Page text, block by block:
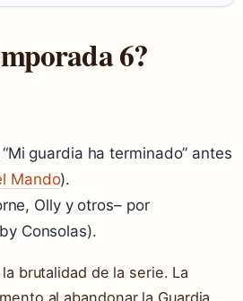
6?
guardia ha terminado” antes
Mando).
Olly y otros– por
Consolas).
brutalidad de la serie. La
al abandonar la Guardia.